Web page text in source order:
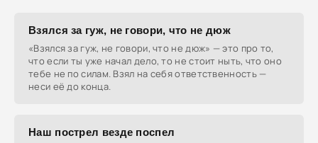
Взялся за гуж, не говори, что не дюж
«Взялся за гуж, не говори, что не дюж» — это про то,
что если ты уже начал дело, то не стоит ныть, что оно
тебе не по силам. Взял на себя ответственность —
неси её до конца.
Наш пострел везде поспел